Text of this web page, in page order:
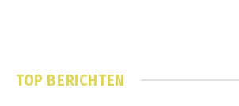
TOP BERICHTEN